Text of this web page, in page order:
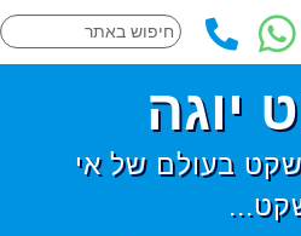
יוגה
בעולם של אי